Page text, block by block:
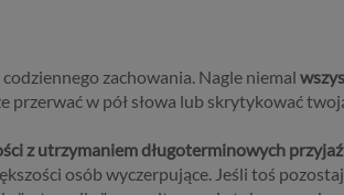
zachowania. Nagle niemal
przerwać w pół słowa lub skrytykować
z utrzymaniem długoterminowych
osób wyczerpujące. Jeśli toś